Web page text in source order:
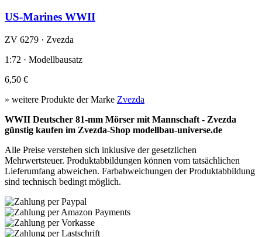
US-Marines WWII
ZV 6279 · Zvezda
1:72 · Modellbausatz
6,50 €
» weitere Produkte der Marke Zvezda
WWII Deutscher 81-mm Mörser mit Mannschaft - Zvezda
günstig kaufen im Zvezda-Shop modellbau-universe.de
Alle Preise verstehen sich inklusive der gesetzlichen
Mehrwertsteuer. Produktabbildungen können vom tatsächlichen
Lieferumfang abweichen. Farbabweichungen der Produktabbildung
sind technisch bedingt möglich.